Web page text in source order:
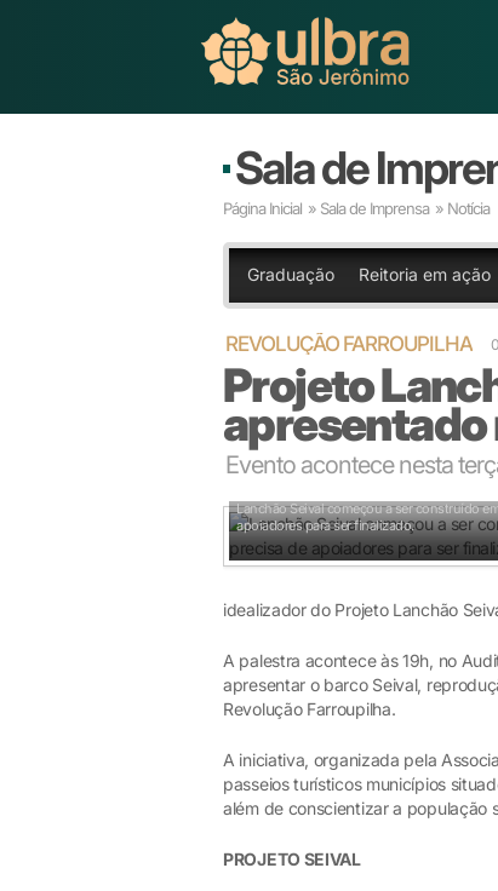
Sala de
Página Inicial » Sala de Imprensa » Notícia
Graduação Reitoria em ação
REVOLUÇÃO FARROUPILHA
Projeto
apresentado
Evento acontece nesta
Lanchão Seival começou a ser construído
apoiadores para ser finalizado.
idealizador do Projeto Lanchão
A palestra acontece às 19h, no
apresentar o barco Seival,
Revolução Farroupilha.
A iniciativa, organizada pela
passeios turísticos municípios
além de conscientizar a população
PROJETO SEIVAL